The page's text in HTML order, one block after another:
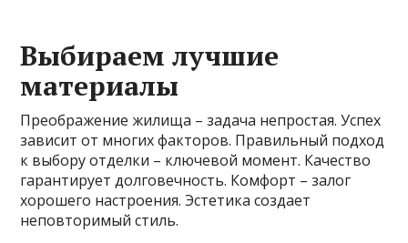
Выбираем лучшие
материалы
Преображение жилища – задача непростая. Успех
зависит от многих факторов. Правильный подход
к выбору отделки – ключевой момент. Качество
гарантирует долговечность. Комфорт – залог
хорошего настроения. Эстетика создает
неповторимый стиль.